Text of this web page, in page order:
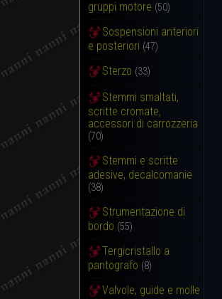
gruppi motore (50)
Sospensioni anteriori
e posteriori (47)
Sterzo (33)
Stemmi smaltati,
scritte cromate,
accessori di carrozzeria
(70)
Stemmi e scritte
adesive, decalcomanie
(38)
Strumentazione di
bordo (55)
Tergicristallo a
pantografo (8)
Valvole, guide e molle